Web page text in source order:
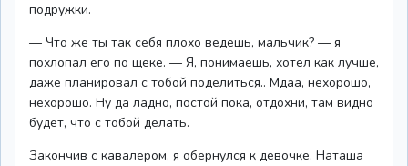
подружки.
— Что же ты так себя плохо ведешь, мальчик? — я
похлопал его по щеке. — Я, понимаешь, хотел как лучше,
даже планировал с тобой поделиться.. Мдаа, нехорошо,
нехорошо. Ну да ладно, постой пока, отдохни, там видно
будет, что с тобой делать.
Закончив с кавалером, я обернулся к девочке. Наташа